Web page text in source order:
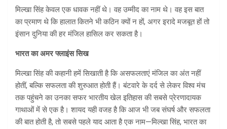
मिल्खा सिंह केवल एक धावक नहीं थे। वह उम्मीद का नाम थे। वह इस बात
का प्रमाण थे कि हालात कितने भी कठिन क्यों न हों, अगर इरादे मजबूत हों तो
इंसान दुनिया की हर मंजिल हासिल कर सकता है।
भारत का अमर फ्लाइंस सिख
मिल्खा सिंह की कहानी हमें सिखाती है कि असफलताएं मंजिल का अंत नहीं
होतीं, बल्कि सफलता की शुरुआत होती हैं। बंटवारे के दर्द से लेकर विश्व मंच
तक पहुंचने का उनका सफर भारतीय खेल इतिहास की सबसे प्रेरणादायक
गाथाओं में से एक है। शायद यही वजह है कि आज भी जब संघर्ष और सफलता
की बात होती है, तो सबसे पहले याद आता है एक नाम—मिल्खा सिंह, भारत का